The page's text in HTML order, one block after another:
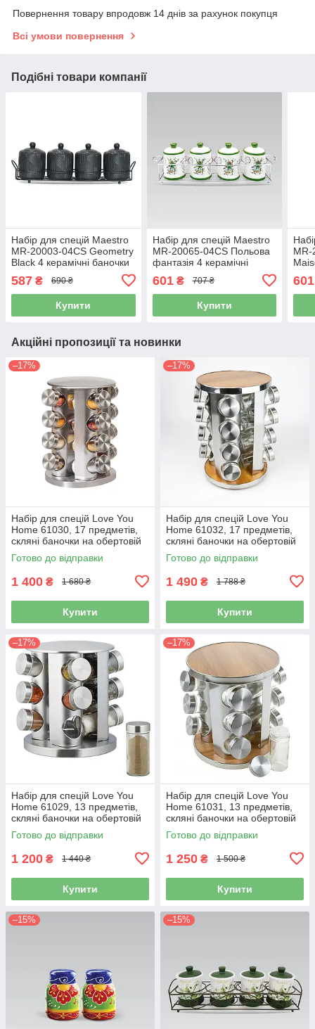
Повернення товару впродовж 14 днів за рахунок покупця
Всі умови повернення
Подібні товари компанії
Набір для спецій Maestro
MR-20003-04CS Geometry
Black 4 керамічні баночки
587 ₴ 690 ₴
Купити
Набір для спецій Maestro
MR-20065-04CS Польова
фантазія 4 керамічні
601₴ 707 ₴
Купити
MR-
601
Акційні пропозиції та новинки
–17%
Набір для спецій Love You
Home 61030, 17 предметів,
скляні баночки на обертовій
підставці
Готово до відправки
1 400 ₴ 1 680 ₴
Купити
–17%
Набір для спецій Love You
Home 61032, 17 предметів,
скляні баночки на обертовій
підставці
Готово до відправки
1 490 ₴ 1 788 ₴
Купити
–17%
Набір для спецій Love You
Home 61029, 13 предметів,
скляні баночки на обертовій
підставці
Готово до відправки
1 200 ₴ 1 440 ₴
Купити
–17%
Набір для спецій Love You
Home 61031, 13 предметів,
скляні баночки на обертовій
підставці
Готово до відправки
1 250 ₴ 1 500 ₴
Купити
–15% –15%